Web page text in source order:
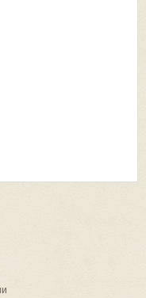
в час годины тяжкой, тот